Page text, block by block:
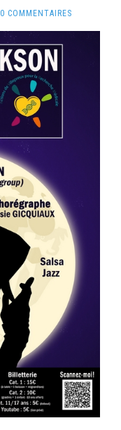
0 COMMENTAIRES